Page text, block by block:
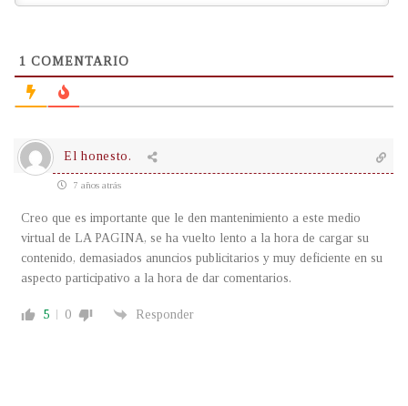
1 COMENTARIO
El honesto.
7 años atrás
Creo que es importante que le den mantenimiento a este medio
virtual de LA PAGINA, se ha vuelto lento a la hora de cargar su
contenido, demasiados anuncios publicitarios y muy deficiente en su
aspecto participativo a la hora de dar comentarios.
5 0 Responder